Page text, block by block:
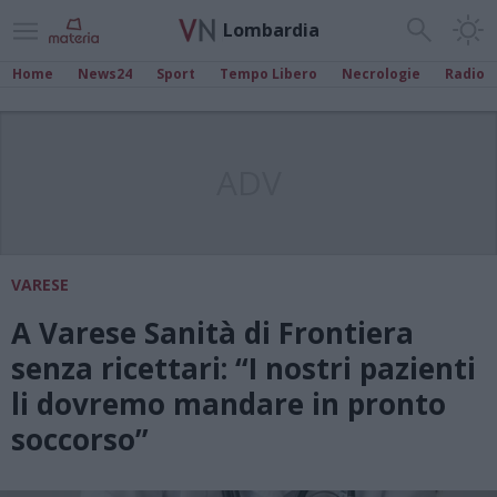
Lombardia
Home News24 Sport Tempo Libero Necrologie Radio
VARESE
A Varese Sanità di Frontiera
senza ricettari: “I nostri pazienti
li dovremo mandare in pronto
soccorso”